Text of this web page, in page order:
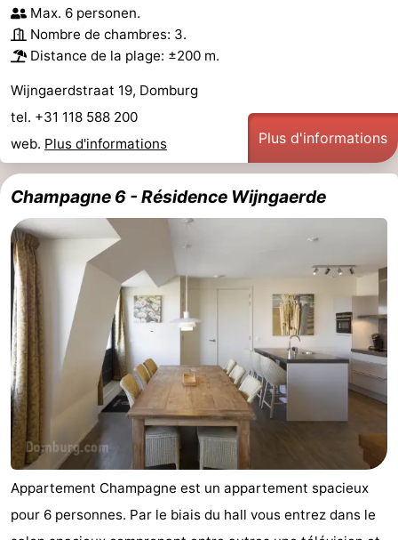
Duiveland
-
Renesse
-
Brouwershaven
-
Zierikzee
-
Oosterschelde
Burgh
Haamstede
-
Nature
Kop
van
Schouwen
Walcheren
-
Veere
-
Nature
Oranjezon
-
Oostkapelle
-
Nature
de
-
Westkapelle
Max. 6 personen.
Nombre de chambres: 3.
Distance de la plage: ±200 m.
Wijngaerdstraat 19, Domburg
tel. +31 118 588 200
web. Plus d'informations Plus d'informations
Champagne 6 - Résidence Wijngaerde
Appartement Champagne est un appartement spacieux
pour 6 personnes. Par le biais du hall vous entrez dans le